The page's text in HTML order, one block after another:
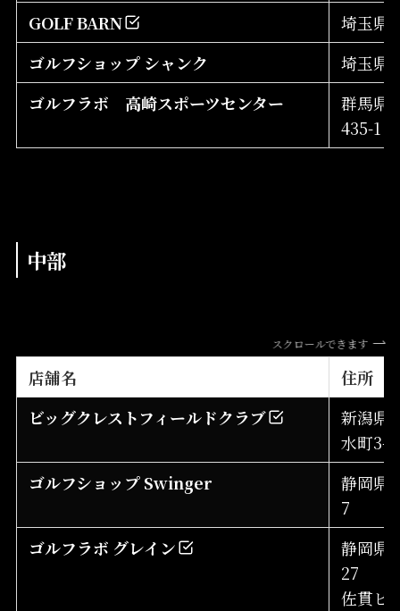
GOLF BARN
埼玉県
ゴルフショップ シャンク
埼玉県
ゴルフラボ 高崎スポーツセンター
群馬県
435-1
中部
スクロールできます
店舗名
住所
ビッグクレストフィールドクラブ
新潟県
水町3-
ゴルフショップ Swinger
静岡県
7
ゴルフラボ グレイン
静岡県
27
佐貫